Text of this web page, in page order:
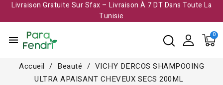
Livraison Gratuite Sur Sfax – Livraison À 7 DT Dans Toute La
Tunisie​
menu
Accueil Beauté
VICHY DERCOS SHAMPOOING
ULTRA APAISANT CHEVEUX SECS 200ML